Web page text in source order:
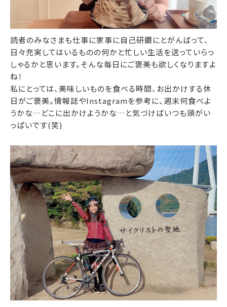
読者のみなさまも仕事に家事に自己研鑽にとがんばって、
日々充実してはいるものの何かと忙しい生活を送っていらっ
しゃるかと思います。そんな毎日にご褒美も欲しくなりますよ
ね！
私にとっては、美味しいものを食べる時間、お出かけする休
日がご褒美。情報誌やInstagramを参考に、週末何食べよ
うかな…どこに出かけようかな…と気づけばいつも頭がい
っぱいです(笑)